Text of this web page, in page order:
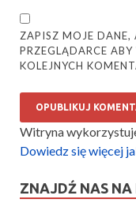
ZAPISZ MOJE
PRZEGLĄDARCE
KOLEJNYCH
Witryna
Dowiedz się więcej
ZNAJDŹ NAS NA